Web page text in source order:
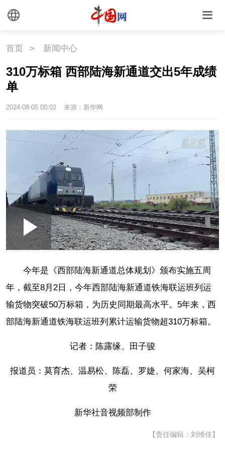
中国瓷
国情
国情
草原 湾区
联盟 心理 老年
首页 > 新闻中心
310万标箱 西部陆海新通道交出5年成绩
单
2024-08-05 00:02 来源：新华网
Play
Play Mute
Loaded
Picture-
in-
Picture
0:00/--:--
今年是《西部陆海新通道总体规划》颁布实施五周
年，截至8月2日，今年西部陆海新通道铁海联运班列运
输货物突破50万标箱，为历史同期最高水平。5年来，西
部陆海新通道铁海联运班列累计运输货物超310万标箱。
记者：陈露缘、田子骏
报道员：莫育杰、温易松、陈磊、罗婕、何家海、吴柯
荣
新华社音视频部制作
【责任编辑：刘维佳】